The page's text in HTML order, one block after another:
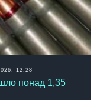
12:28
понад 1,35